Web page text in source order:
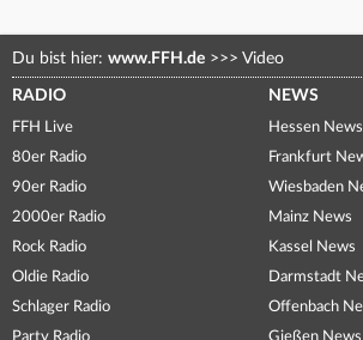
Du bist hier: www.FFH.de >>> Video
RADIO
FFH Live
80er Radio
90er Radio
2000er Radio
Rock Radio
Oldie Radio
Schlager Radio
Party Radio
NEWS
Hessen News
Frankfurt
Wiesbaden
Mainz News
Kassel News
Darmstadt
Offenbach
Gießen News